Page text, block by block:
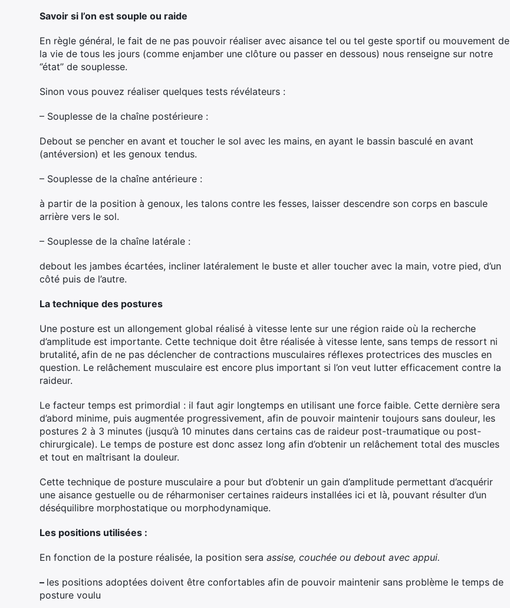
Savoir si l’on est souple ou raide
En règle général, le fait de ne pas pouvoir réaliser avec aisance tel ou tel geste sportif ou mouvement de
la vie de tous les jours (comme enjamber une clôture ou passer en dessous) nous renseigne sur notre
‘’état’’ de souplesse.
Sinon vous pouvez réaliser quelques tests révélateurs :
– Souplesse de la chaîne postérieure :
Debout se pencher en avant et toucher le sol avec les mains, en ayant le bassin basculé en avant
(antéversion) et les genoux tendus.
– Souplesse de la chaîne antérieure :
à partir de la position à genoux, les talons contre les fesses, laisser descendre son corps en bascule
arrière vers le sol.
– Souplesse de la chaîne latérale :
debout les jambes écartées, incliner latéralement le buste et aller toucher avec la main, votre pied, d’un
côté puis de l’autre.
La technique des postures
Une posture est un allongement global réalisé à vitesse lente sur une région raide où la recherche
d’amplitude est importante. Cette technique doit être réalisée à vitesse lente, sans temps de ressort ni
brutalité, afin de ne pas déclencher de contractions musculaires réflexes protectrices des muscles en
question. Le relâchement musculaire est encore plus important si l’on veut lutter efficacement contre la
raideur.
Le facteur temps est primordial : il faut agir longtemps en utilisant une force faible. Cette dernière sera
d’abord minime, puis augmentée progressivement, afin de pouvoir maintenir toujours sans douleur, les
postures 2 à 3 minutes (jusqu’à 10 minutes dans certains cas de raideur post-traumatique ou post-
chirurgicale). Le temps de posture est donc assez long afin d’obtenir un relâchement total des muscles
et tout en maîtrisant la douleur.
Cette technique de posture musculaire a pour but d’obtenir un gain d’amplitude permettant d’acquérir
une aisance gestuelle ou de réharmoniser certaines raideurs installées ici et là, pouvant résulter d’un
déséquilibre morphostatique ou morphodynamique.
Les positions utilisées :
En fonction de la posture réalisée, la position sera assise, couchée ou debout avec appui.
– les positions adoptées doivent être confortables afin de pouvoir maintenir sans problème le temps de
posture voulu